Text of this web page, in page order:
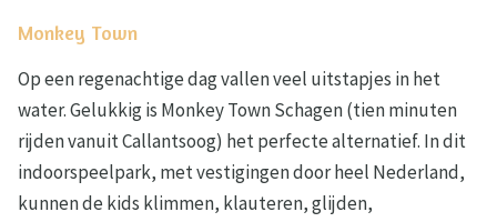
Monkey Town
Op een regenachtige dag vallen veel uitstapjes in het
water. Gelukkig is Monkey Town Schagen (tien minuten
rijden vanuit Callantsoog) het perfecte alternatief. In dit
indoorspeelpark, met vestigingen door heel Nederland,
kunnen de kids klimmen, klauteren, glijden,